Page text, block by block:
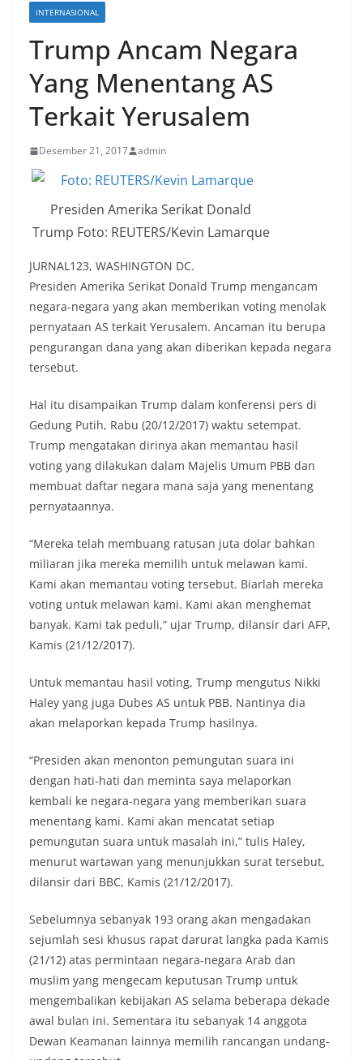
INTERNASIONAL
Trump Ancam Negara
Yang Menentang AS
Terkait Yerusalem
Desember 21, 2017 admin
Presiden Amerika Serikat Donald
Trump Foto: REUTERS/Kevin Lamarque
JURNAL123, WASHINGTON DC.
Presiden Amerika Serikat Donald Trump mengancam
negara-negara yang akan memberikan voting menolak
pernyataan AS terkait Yerusalem. Ancaman itu berupa
pengurangan dana yang akan diberikan kepada negara
tersebut.
Hal itu disampaikan Trump dalam konferensi pers di
Gedung Putih, Rabu (20/12/2017) waktu setempat.
Trump mengatakan dirinya akan memantau hasil
voting yang dilakukan dalam Majelis Umum PBB dan
membuat daftar negara mana saja yang menentang
pernyataannya.
“Mereka telah membuang ratusan juta dolar bahkan
miliaran jika mereka memilih untuk melawan kami.
Kami akan memantau voting tersebut. Biarlah mereka
voting untuk melawan kami. Kami akan menghemat
banyak. Kami tak peduli,” ujar Trump, dilansir dari AFP,
Kamis (21/12/2017).
Untuk memantau hasil voting, Trump mengutus Nikki
Haley yang juga Dubes AS untuk PBB. Nantinya dia
akan melaporkan kepada Trump hasilnya.
“Presiden akan menonton pemungutan suara ini
dengan hati-hati dan meminta saya melaporkan
kembali ke negara-negara yang memberikan suara
menentang kami. Kami akan mencatat setiap
pemungutan suara untuk masalah ini,” tulis Haley,
menurut wartawan yang menunjukkan surat tersebut,
dilansir dari BBC, Kamis (21/12/2017).
Sebelumnya sebanyak 193 orang akan mengadakan
sejumlah sesi khusus rapat darurat langka pada Kamis
(21/12) atas permintaan negara-negara Arab dan
muslim yang mengecam keputusan Trump untuk
mengembalikan kebijakan AS selama beberapa dekade
awal bulan ini. Sementara itu sebanyak 14 anggota
Dewan Keamanan lainnya memilih rancangan undang-